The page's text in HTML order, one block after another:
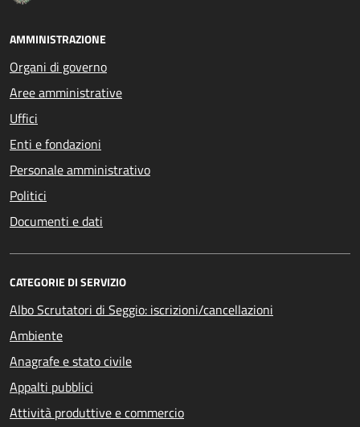
AMMINISTRAZIONE
Organi di governo
Aree amministrative
Uffici
Enti e fondazioni
Personale amministrativo
Politici
Documenti e dati
CATEGORIE DI SERVIZIO
Albo Scrutatori di Seggio: iscrizioni/cancellazioni
Ambiente
Anagrafe e stato civile
Appalti pubblici
Attività produttive e commercio